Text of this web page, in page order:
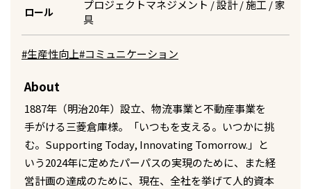
ロール
プロジェクトマネジメント / 設計 / 施工 / 家
具
#生産性向上#コミュニケーション
About
1887年（明治20年）設立、物流事業と不動産事業を
手がける三菱倉庫様。「いつもを支える。いつかに挑
む。Supporting Today, Innovating Tomorrow.」と
いう2024年に定めたパーパスの実現のために、また経
営計画の達成のために、現在、全社を挙げて人的資本